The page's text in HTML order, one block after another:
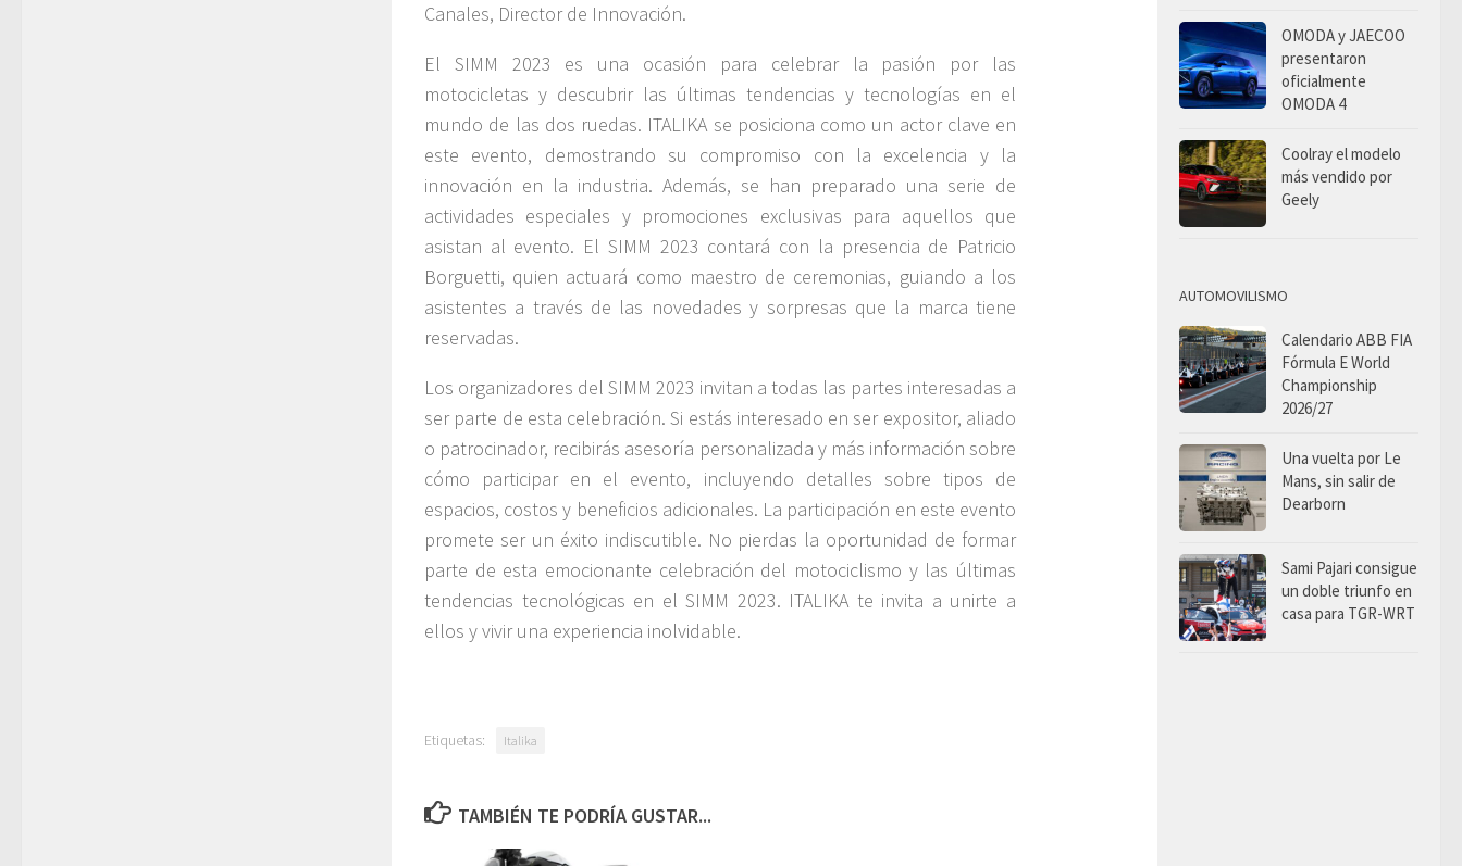
Canales, Director de Innovación.
El SIMM 2023 es una ocasión para celebrar la pasión por las
motocicletas y descubrir las últimas tendencias y tecnologías en el
mundo de las dos ruedas. ITALIKA se posiciona como un actor clave en
este evento, demostrando su compromiso con la excelencia y la
innovación en la industria. Además, se han preparado una serie de
actividades especiales y promociones exclusivas para aquellos que
asistan al evento. El SIMM 2023 contará con la presencia de Patricio
Borguetti, quien actuará como maestro de ceremonias, guiando a los
asistentes a través de las novedades y sorpresas que la marca tiene
reservadas.
Los organizadores del SIMM 2023 invitan a todas las partes interesadas a
ser parte de esta celebración. Si estás interesado en ser expositor, aliado
o patrocinador, recibirás asesoría personalizada y más información sobre
cómo participar en el evento, incluyendo detalles sobre tipos de
espacios, costos y beneficios adicionales. La participación en este evento
promete ser un éxito indiscutible. No pierdas la oportunidad de formar
parte de esta emocionante celebración del motociclismo y las últimas
tendencias tecnológicas en el SIMM 2023. ITALIKA te invita a unirte a
ellos y vivir una experiencia inolvidable.
Etiquetas: Italika
TAMBIÉN TE PODRÍA GUSTAR...
OMODA y JAECOO
presentaron
oficialmente
OMODA 4
Coolray el modelo
más vendido por
Geely
AUTOMOVILISMO
Calendario ABB FIA
Fórmula E World
Championship
2026/27
Una vuelta por Le
Mans, sin salir de
Dearborn
Sami Pajari consigue
un doble triunfo en
casa para TGR-WRT